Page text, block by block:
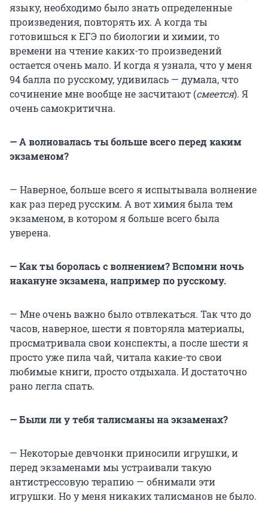
языку, необходимо было знать определенные
произведения, повторять их. А когда ты
готовишься к ЕГЭ по биологии и химии, то
времени на чтение каких-то произведений
остается очень мало. И когда я узнала, что у меня
94 балла по русскому, удивилась — думала, что
сочинение мне вообще не засчитают (смеется). Я
очень самокритична.
— А волновалась ты больше всего перед каким
экзаменом?
— Наверное, больше всего я испытывала волнение
как раз перед русским. А вот химия была тем
экзаменом, в котором я больше всего была
уверена.
— Как ты боролась с волнением? Вспомни ночь
накануне экзамена, например по русскому.
— Мне очень важно было отвлекаться. Так что до
часов, наверное, шести я повторяла материалы,
просматривала свои конспекты, а после шести я
просто уже пила чай, читала какие-то свои
любимые книги, просто отдыхала. И достаточно
рано легла спать.
— Были ли у тебя талисманы на экзаменах?
— Некоторые девчонки приносили игрушки, и
перед экзаменами мы устраивали такую
антистрессовую терапию — обнимали эти
игрушки. Но у меня никаких талисманов не было.